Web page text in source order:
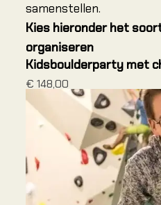
samenstellen.
Kies hieronder het
organiseren
Kidsboulderparty met
€ 148,00